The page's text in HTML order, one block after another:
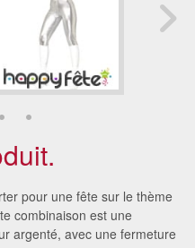
pour une fête sur le thème
combinaison est une
argenté, avec une fermeture